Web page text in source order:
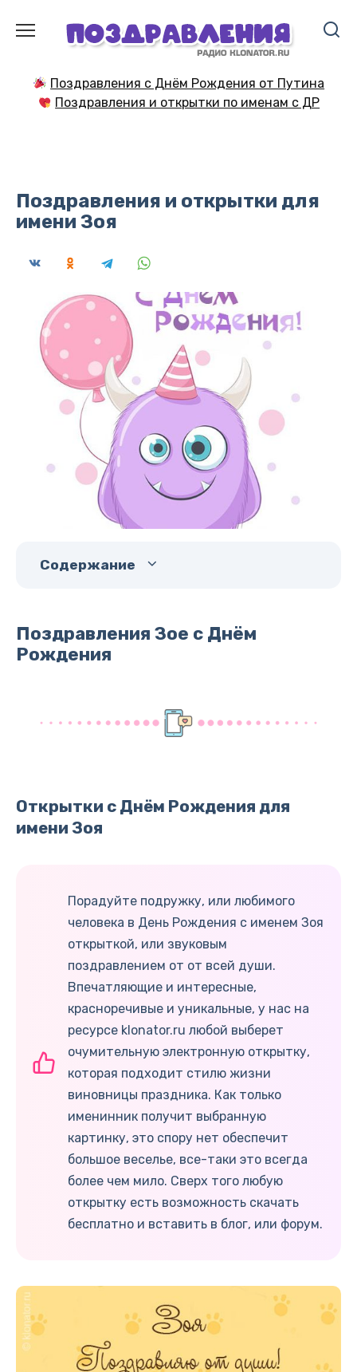
содержанию
Поздравления с Днём Рождения от Путина
Поздравления и открытки по именам с ДР
Поздравления и открытки для
имени Зоя
Содержание
Поздравления Зое с Днём
Рождения
Открытки с Днём Рождения для
имени Зоя
Порадуйте подружку, или любимого
человека в День Рождения с именем Зоя
открыткой, или звуковым
поздравлением от от всей души.
Впечатляющие и интересные,
красноречивые и уникальные, у нас на
ресурсе klonator.ru любой выберет
очумительную электронную открытку,
которая подходит стилю жизни
виновницы праздника. Как только
именинник получит выбранную
картинку, это спору нет обеспечит
большое веселье, все-таки это всегда
более чем мило. Сверх того любую
открытку есть возможность скачать
бесплатно и вставить в блог, или форум.